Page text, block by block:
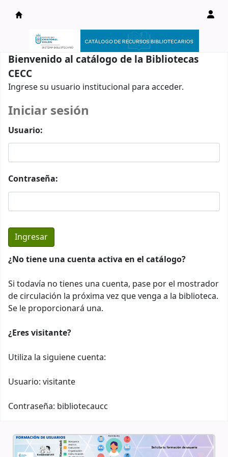
Catálogo en línea
Bienvenido al catálogo de la Bibliotecas
CECC
Ingrese su usuario institucional para acceder.
Iniciar sesión
Usuario:
Contraseña:
¿No tiene una cuenta activa en el catálogo?
Si todavía no tienes una cuenta, pase por el mostrador
de circulación la próxima vez que venga a la biblioteca.
Se le proporcionará una.
¿Eres visitante?
Utiliza la siguiene cuenta:
Usuario: visitante
Contraseña: bibliotecaucc